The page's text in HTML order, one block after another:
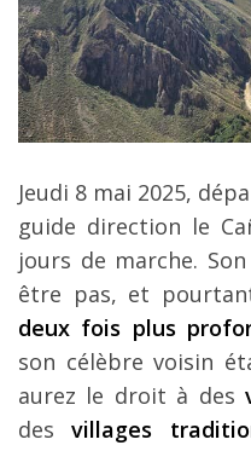
LA
voyage !
Louer
Mes
L’auteur
Jeudi 8 mai 2025,
guide direction le
jours de marche.
être pas, et
deux fois plus
son célèbre voisin
aurez le droit à des
desvillages